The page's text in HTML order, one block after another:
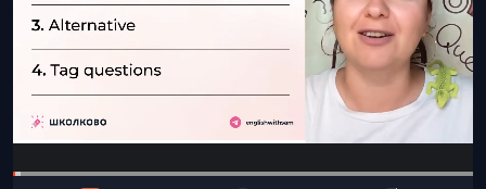
сочинений
поддержка
и